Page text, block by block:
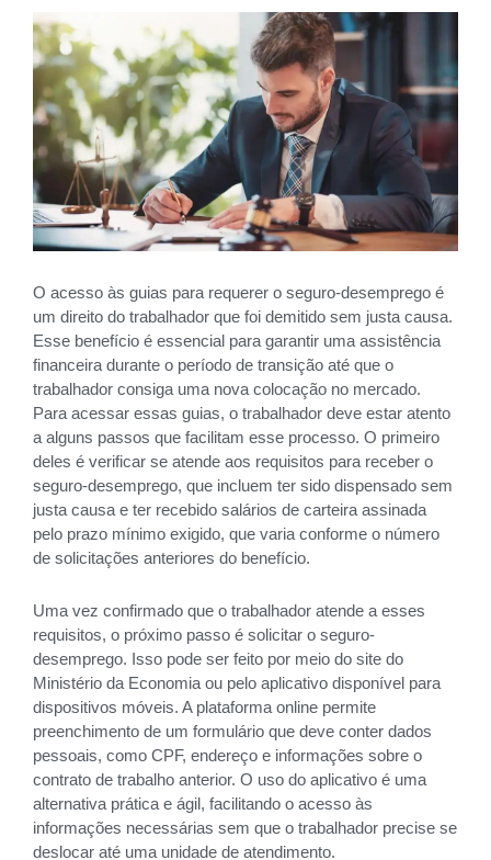
O acesso às guias para requerer o seguro-desemprego é
um direito do trabalhador que foi demitido sem justa causa.
Esse benefício é essencial para garantir uma assistência
financeira durante o período de transição até que o
trabalhador consiga uma nova colocação no mercado.
Para acessar essas guias, o trabalhador deve estar atento
a alguns passos que facilitam esse processo. O primeiro
deles é verificar se atende aos requisitos para receber o
seguro-desemprego, que incluem ter sido dispensado sem
justa causa e ter recebido salários de carteira assinada
pelo prazo mínimo exigido, que varia conforme o número
de solicitações anteriores do benefício.
Uma vez confirmado que o trabalhador atende a esses
requisitos, o próximo passo é solicitar o seguro-
desemprego. Isso pode ser feito por meio do site do
Ministério da Economia ou pelo aplicativo disponível para
dispositivos móveis. A plataforma online permite
preenchimento de um formulário que deve conter dados
pessoais, como CPF, endereço e informações sobre o
contrato de trabalho anterior. O uso do aplicativo é uma
alternativa prática e ágil, facilitando o acesso às
informações necessárias sem que o trabalhador precise se
deslocar até uma unidade de atendimento.